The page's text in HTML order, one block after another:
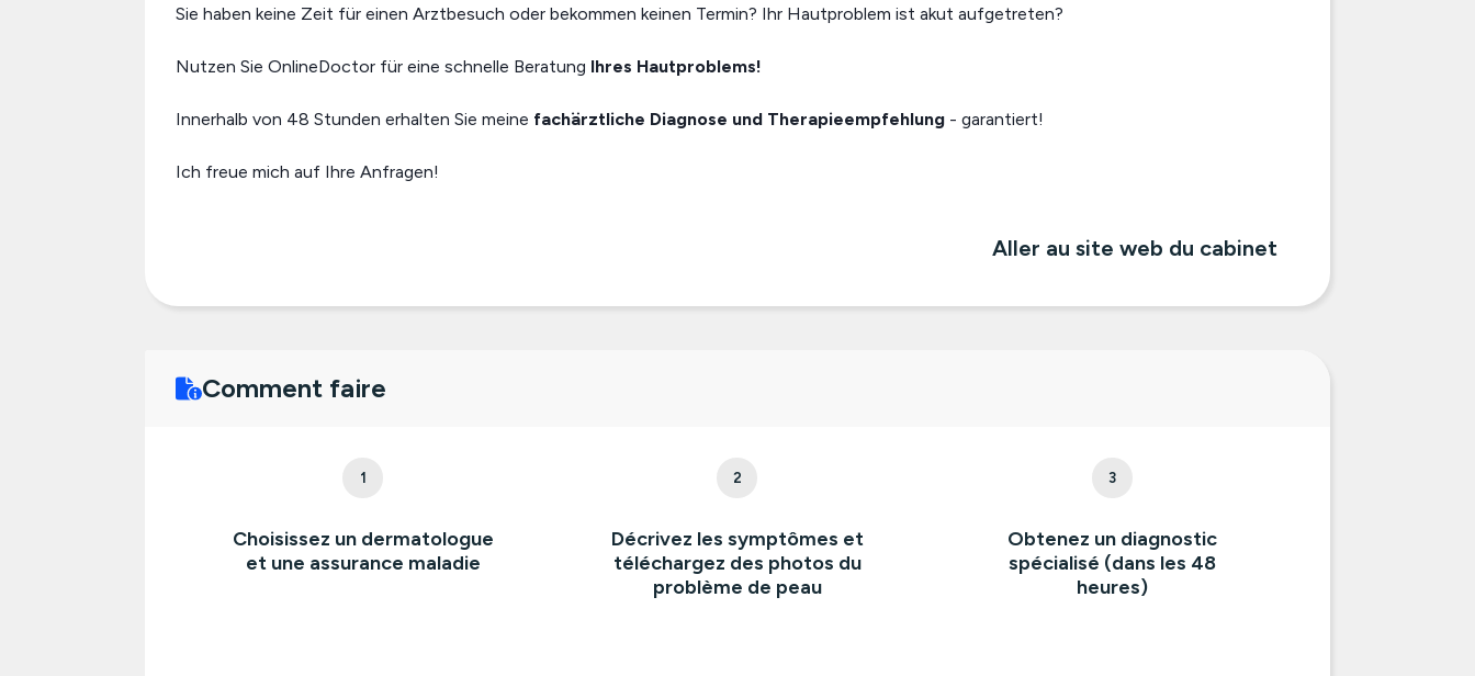
Sie haben keine Zeit für einen Arztbesuch oder bekommen keinen Termin? Ihr Hautproblem ist akut aufgetreten?
Nutzen Sie OnlineDoctor für eine schnelle Beratung Ihres Hautproblems!
Innerhalb von 48 Stunden erhalten Sie meine fachärztliche Diagnose und Therapieempfehlung - garantiert!
Ich freue mich auf Ihre Anfragen!
Aller au site web du cabinet
Comment faire
1
Choisissez un dermatologue
et une assurance maladie
2
Décrivez les symptômes et
téléchargez des photos du
problème de peau
3
Obtenez un diagnostic
spécialisé (dans les 48
heures)